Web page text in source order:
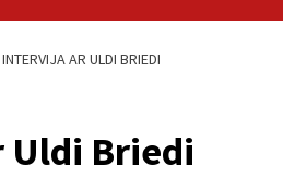
INTERVIJA AR ULDI BRIEDI
Briedi